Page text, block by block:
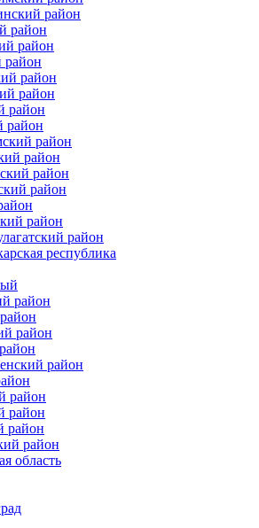
район
район
район
район
район
район
район
район
район
район
район
район
район
район
республика
район
район
район
район
район
район
район
область